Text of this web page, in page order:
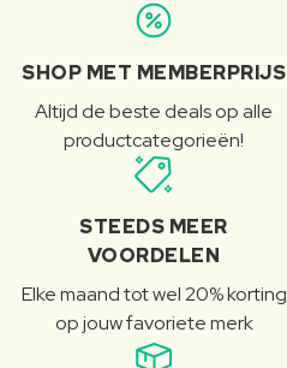
SHOP MET MEMBERPRIJS
Altijd de beste deals op alle
productcategorieën!
STEEDS MEER
VOORDELEN
Elke maand tot wel 20% korting
op jouw favoriete merk